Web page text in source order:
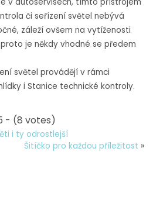
či seřízení světel nebývá
záleží ovšem na vytíženosti
je někdy vhodné se předem
světel provádějí v rámci
i Stanice technické kontroly.
- (8 votes)
i ty odrostlejší
Šitíčko pro každou příležitost »